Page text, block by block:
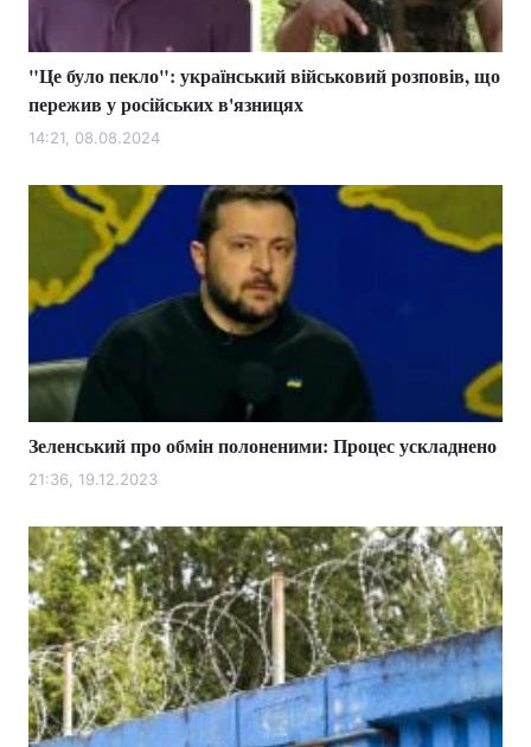
"Це було пекло": український військовий розповів, що
пережив у російських в'язницях
14:21, 08.08.2024
Зеленський про обмін полоненими: Процес ускладнено
21:36, 19.12.2023